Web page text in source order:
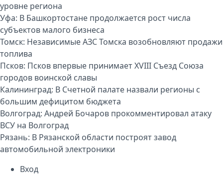
уровне региона
Уфа: В Башкортостане продолжается рост числа
субъектов малого бизнеса
Томск: Независимые АЗС Томска возобновляют продажи
топлива
Псков: Псков впервые принимает XVIII Съезд Союза
городов воинской славы
Калининград: В Счетной палате назвали регионы с
большим дефицитом бюджета
Волгоград: Андрей Бочаров прокомментировал атаку
ВСУ на Волгоград
Рязань: В Рязанской области построят завод
автомобильной электроники
Вход